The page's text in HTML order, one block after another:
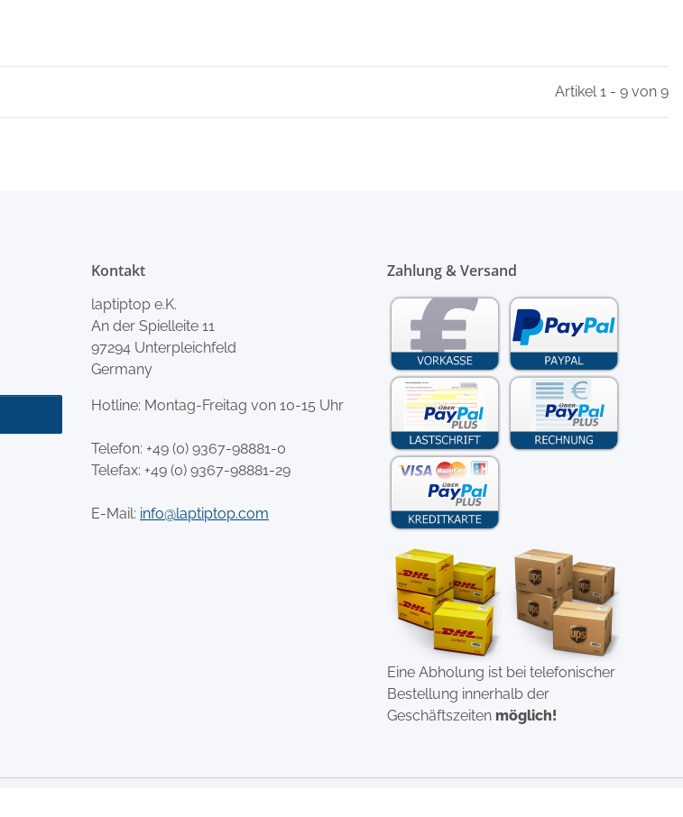
Artikel 1 - 9 von 9
Kontakt
laptiptop e.K.
An der Spielleite 11
97294 Unterpleichfeld
Germany
Hotline: Montag-Freitag von 10-15 Uhr
Telefon: +49 (0) 9367-98881-0
Telefax: +49 (0) 9367-98881-29
E-Mail: info@laptiptop.com
Zahlung & Versand
Eine Abholung ist bei telefonischer
Bestellung innerhalb der
Geschäftszeiten möglich!